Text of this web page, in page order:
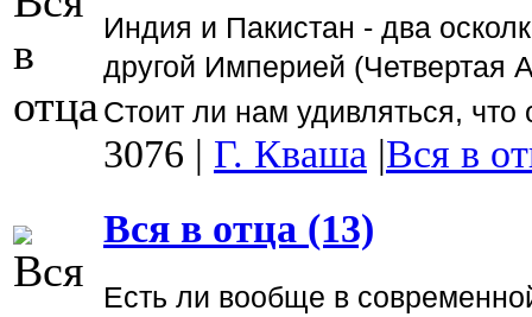
Индия и Пакистан - два
другой Империей (Четвертая
Стоит ли нам удивляться,
3076 | Г. Кваша |Вся в
Вся в отца (13)
Есть ли вообще в